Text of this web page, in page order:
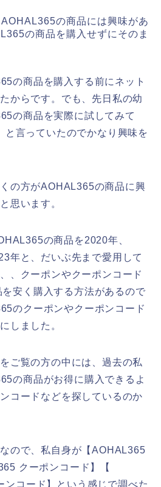
の商品には興味があ
の商品を購入せずにそのま
の商品を購入する前にネット
からです。でも、先日私の幼
の商品を実際に試してみて
と言っていたのでかなり興味を
の方がAOHAL365の商品に興
思います。
の商品を2020年、
年と、だいぶ先まで愛用して
、クーポンやクーポンコード
安く購入する方法があるので
のクーポンやクーポンコード
しました。
ご覧の方の中には、過去の私
の商品がお得に購入できるよ
コードなどを探しているのか
ので、私自身が【AOHAL365
クーポンコード】【
コード】という感じで調べた